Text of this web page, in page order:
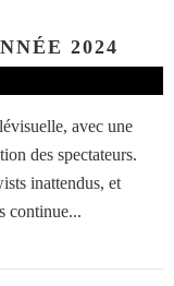
2024
avec une
des spectateurs.
inattendus, et
continue...